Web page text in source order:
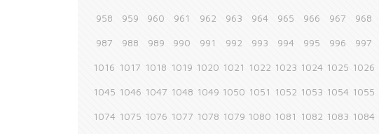
958 959 960 961 962 963 964 965 966 967 968
987 988 989 990 991 992 993 994 995 996 997
1016 1017 1018 1019 1020 1021 1022 1023 1024 1025 1026
1045 1046 1047 1048 1049 1050 1051 1052 1053 1054 1055
1074 1075 1076 1077 1078 1079 1080 1081 1082 1083 1084